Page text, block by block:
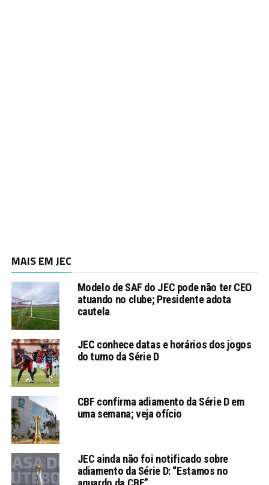
MAIS EM JEC
Modelo de SAF do JEC pode não ter CEO
atuando no clube; Presidente adota
cautela
JEC conhece datas e horários dos jogos
do turno da Série D
CBF confirma adiamento da Série D em
uma semana; veja ofício
JEC ainda não foi notificado sobre
adiamento da Série D: “Estamos no